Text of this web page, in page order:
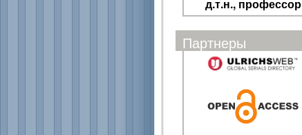
д.т.н., профессор
Партнеры